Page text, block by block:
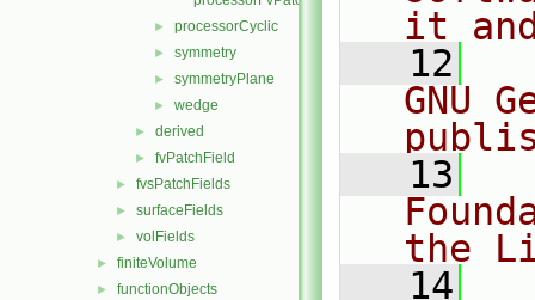
► processorCyclic
► symmetry
► symmetryPlane
► wedge
► derived
► fvPatchField
► fvsPatchFields
► surfaceFields
► volFields
► finiteVolume
► functionObjects
it
   12
GNU
   13
the
   14